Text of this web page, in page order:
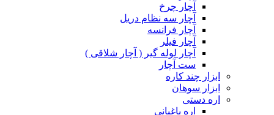
آچار چرخ
آچار سه نظام دریل
آچار فرانسه
آچار فیلر
آچار لوله گیر ( آچار شلاقی )
ست آچار
ابزار چند کاره
ابزار سوهان
اره دستی
اره باغبانی